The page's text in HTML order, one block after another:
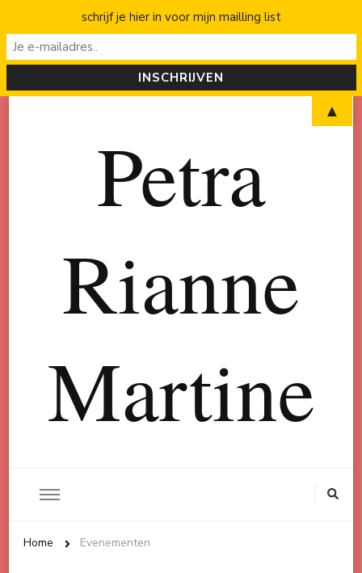
Petra
Rianne
Martine
Home Evenementen
schrijf je hier in voor mijn mailling list
▲